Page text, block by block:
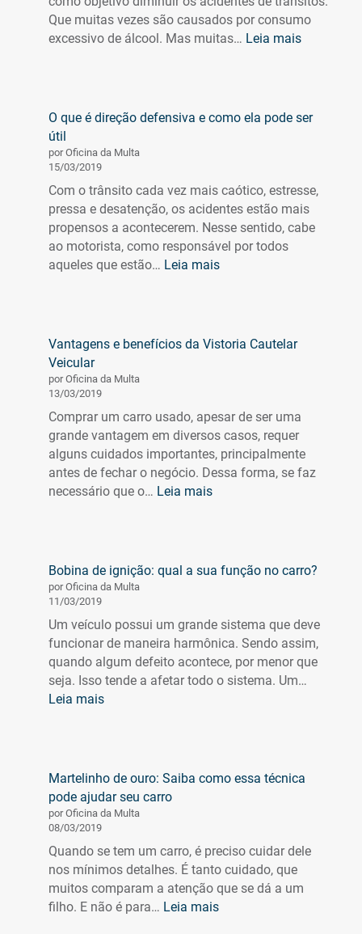
Que muitas vezes são causados por consumo
excessivo de álcool. Mas muitas… Leia mais:
se
ao
teste
do
O que é direção defensiva e como ela pode ser
útil
por Oficina da Multa
15/03/2019
Com o trânsito cada vez mais caótico, estresse,
pressa e desatenção, os acidentes estão mais
propensos a acontecerem. Nesse sentido, cabe
ao motorista, como responsável por todos
aqueles que estão… Leia mais:
direção
ela
pode
ser
útil
Vantagens e benefícios da Vistoria Cautelar
Veicular
por Oficina da Multa
13/03/2019
Comprar um carro usado, apesar de ser uma
grande vantagem em diversos casos, requer
alguns cuidados importantes, principalmente
antes de fechar o negócio. Dessa forma, se faz
necessário que o… Leia mais:
da
Veicular
Bobina de ignição: qual a sua função no carro?
por Oficina da Multa
11/03/2019
Um veículo possui um grande sistema que deve
funcionar de maneira harmônica. Sendo assim,
quando algum defeito acontece, por menor que
seja. Isso tende a afetar todo o sistema. Um…
Leia mais:
qual
a
sua
no
carro?
Martelinho de ouro: Saiba como essa técnica
pode ajudar seu carro
por Oficina da Multa
08/03/2019
Quando se tem um carro, é preciso cuidar dele
nos mínimos detalhes. É tanto cuidado, que
muitos comparam a atenção que se dá a um
filho. E não é para… Leia mais: